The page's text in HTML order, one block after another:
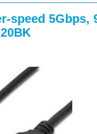
>
speed